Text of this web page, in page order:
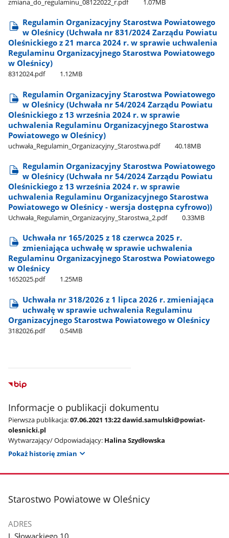
zmiana​_do​_regulaminu​_08122022​_r.pdf 1.07MB
Regulamin Organizacyjny Starostwa Powiatowego
w Oleśnicy (Uchwała nr 831/2024 Zarządu Powiatu
Oleśnickiego z 21 marca 2024 r. w sprawie uchwalenia
Regulaminu Organizacyjnego Starostwa Powiatowego
w Oleśnicy)
8312024.pdf 1.12MB
Regulamin Organizacyjny Starostwa Powiatowego
w Oleśnicy (Uchwała nr 54/2024 Zarządu Powiatu
Oleśnickiego z 13 września 2024 r. w sprawie
uchwalenia Regulaminu Organizacyjnego Starostwa
Powiatowego w Oleśnicy)
uchwała​_Regulamin​_Organizacyjny​_Starostwa.pdf 40.18MB
Regulamin Organizacyjny Starostwa Powiatowego
w Oleśnicy (Uchwała nr 54/2024 Zarządu Powiatu
Oleśnickiego z 13 września 2024 r. w sprawie
uchwalenia Regulaminu Organizacyjnego Starostwa
Powiatowego w Oleśnicy - wersja dostępna cyfrowo))
Uchwała​_Regulamin​_Organizacyjny​_Starostwa​_2.pdf 0.33MB
Uchwała nr 165/2025 z 18 czerwca 2025 r.
zmieniająca uchwałę w sprawie uchwalenia
Regulaminu Organizacyjnego Starostwa Powiatowego
w Oleśnicy
1652025.pdf 1.25MB
Uchwała nr 318/2026 z 1 lipca 2026 r. zmieniająca
uchwałę w sprawie uchwalenia Regulaminu
Organizacyjnego Starostwa Powiatowego w Oleśnicy
3182026.pdf 0.54MB
Informacje o publikacji dokumentu
Pierwsza publikacja:07.06.2021 13:22 dawid.samulski@powiat-
olesnicki.pl
Wytwarzający/ Odpowiadający: Halina Szydłowska
Pokaż historię zmian
stopka
Starostwo Powiatowe w Oleśnicy
ADRES
J. Słowackiego 10